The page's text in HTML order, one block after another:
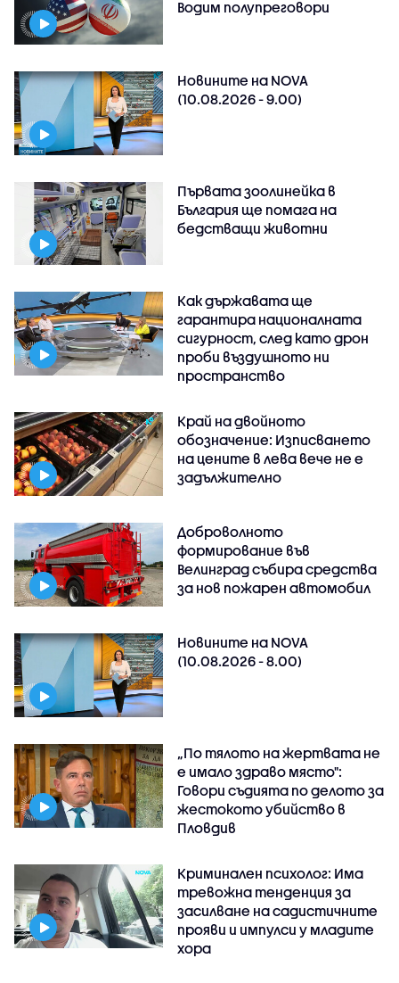
Водим полупреговори
Новините на NOVA
(10.08.2026 - 9.00)
Първата зоолинейка в
България ще помага на
бедстващи животни
Как държавата ще
гарантира националната
сигурност, след като дрон
проби въздушното ни
пространство
Край на двойното
обозначение: Изписването
на цените в лева вече не е
задължително
Доброволното
формирование във
Велинград събира средства
за нов пожарен автомобил
Новините на NOVA
(10.08.2026 - 8.00)
„По тялото на жертвата не
е имало здраво място":
Говори съдията по делото за
жестокото убийство в
Пловдив
Криминален психолог: Има
тревожна тенденция за
засилване на садистичните
прояви и импулси у младите
хора